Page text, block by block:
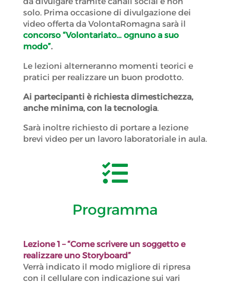
solo. Prima occasione di divulgazione dei
video offerta da VolontaRomagna sarà il
concorso “Volontariato… ognuno a suo
modo”.
Le lezioni alterneranno momenti teorici e
pratici per realizzare un buon prodotto.
Ai partecipanti è richiesta dimestichezza,
anche minima, con la tecnologia.
Sarà inoltre richiesto di portare a lezione
brevi video per un lavoro laboratoriale in aula.

Programma
Lezione 1 – “Come scrivere un soggetto e
realizzare uno Storyboard”
Verrà indicato il modo migliore di ripresa
con il cellulare con indicazione sui vari